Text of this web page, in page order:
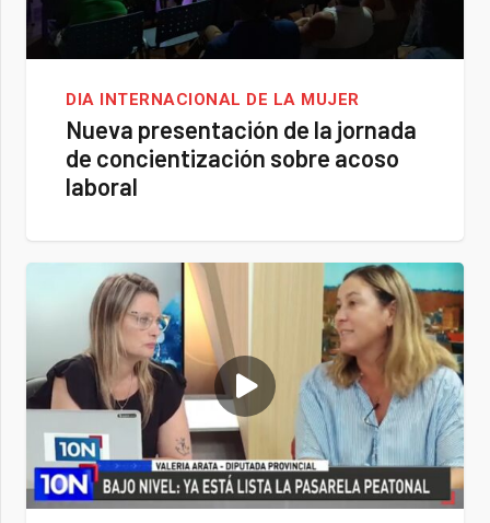
DIA INTERNACIONAL DE LA MUJER
Nueva presentación de la jornada
de concientización sobre acoso
laboral